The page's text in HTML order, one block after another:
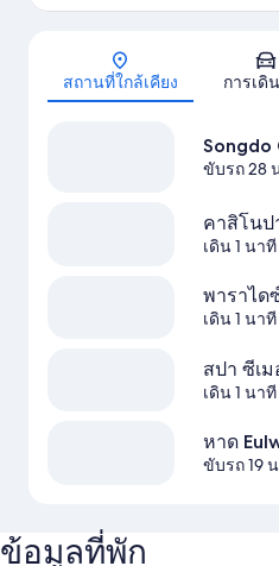
สถานที่ใกล้เคียง การเดิ
Songdo
ขับรถ 28
คาสิโนป
เดิน 1 นาที
พาราได
เดิน 1 นาที
สปา ซีเม
เดิน 1 นาที
หาด
ขับรถ 19
ข้อมูลที่พัก